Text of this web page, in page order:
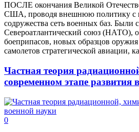
ПОСЛЕ окончания Великой
США, проводя внешнюю политику с
содружества сеть военных баз.
Североатлантический союз (НАТО),
боеприпасов, новых образцов
самолетов стратегической авиации,
Частная теория
современном этапе развития
0